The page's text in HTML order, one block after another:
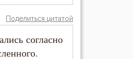
Поделиться цитатой
согласно